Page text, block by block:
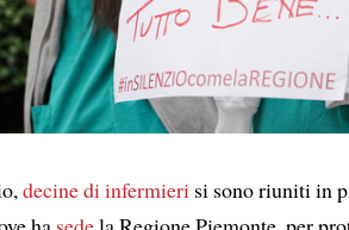
decine di infermieri si sono riuniti in